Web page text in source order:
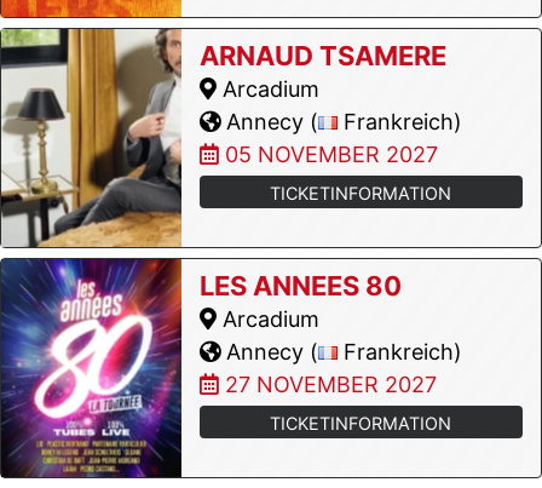
ARNAUD TSAMERE
Arcadium
Annecy (
Frankreich)
05 NOVEMBER 2027
TICKETINFORMATION
LES ANNEES 80
Arcadium
Annecy (
Frankreich)
27 NOVEMBER 2027
TICKETINFORMATION